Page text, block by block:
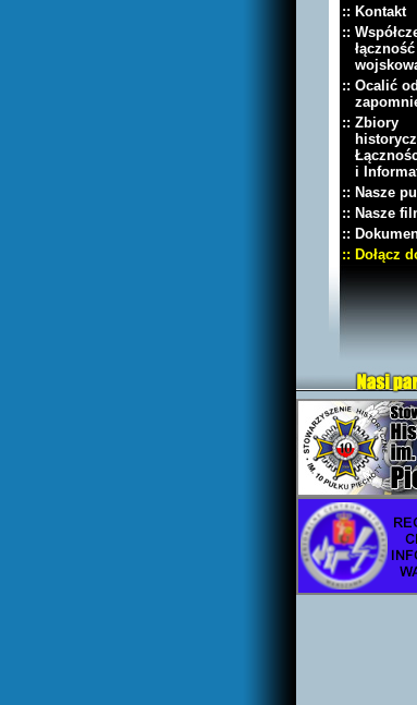
:: Kontakt
::
łączność
:: Ocalić od
:: Zbiory
i
:: Nasze
:: Nasze
::
:: Dołącz